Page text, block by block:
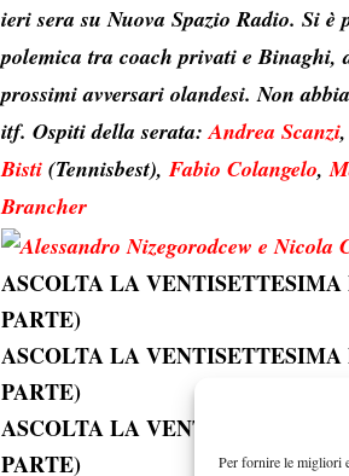
Per fornire le migliori
ieri sera suNuova Spazio Radio. Si è
polemica tra coach privati e Binaghi,
prossimi avversari olandesi. Non
itf. Ospiti della serata:Andrea Scanzi,
Bisti (Tennisbest),Fabio Colangelo,
Brancher
ASCOLTA LA
PARTE)
ASCOLTA LA
PARTE)
ASCOLTA LA VENTISETTESIMA
PARTE)